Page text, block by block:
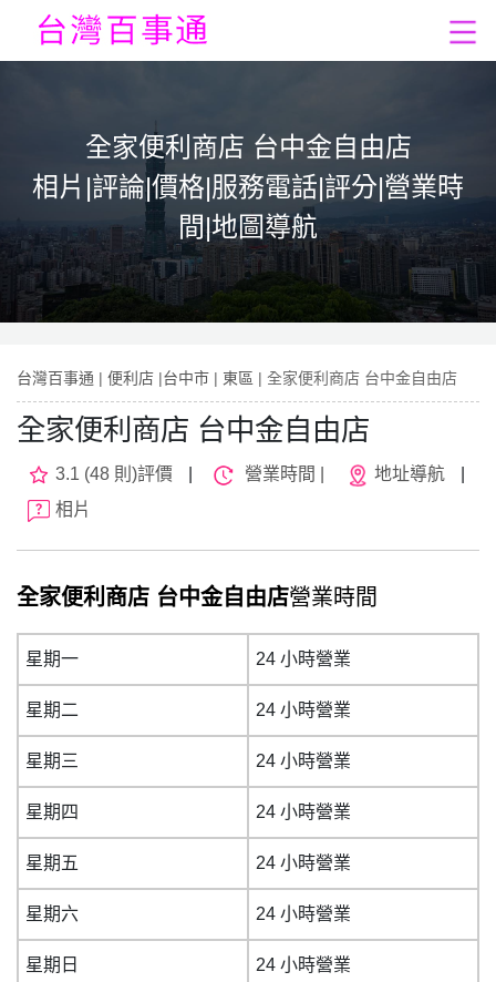
全家便利商店 台中金自由店
相片|評論|價格|服務電話|評分|營業時
間|地圖導航
台灣百事通 | 便利店 |台中市 | 東區 | 全家便利商店 台中金自由店
全家便利商店 台中金自由店
3.1 (48 則)評價 營業時間 | 地址導航
相片
全家便利商店 台中金自由店營業時間
星期一 24 小時營業
星期二 24 小時營業
星期三 24 小時營業
星期四 24 小時營業
星期五 24 小時營業
星期六 24 小時營業
星期日 24 小時營業